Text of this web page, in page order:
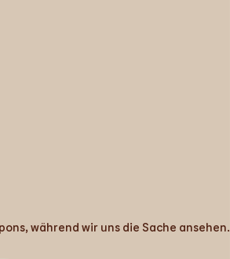
während wir uns die Sache ansehen.